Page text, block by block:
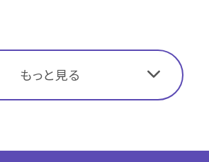
もっと見る